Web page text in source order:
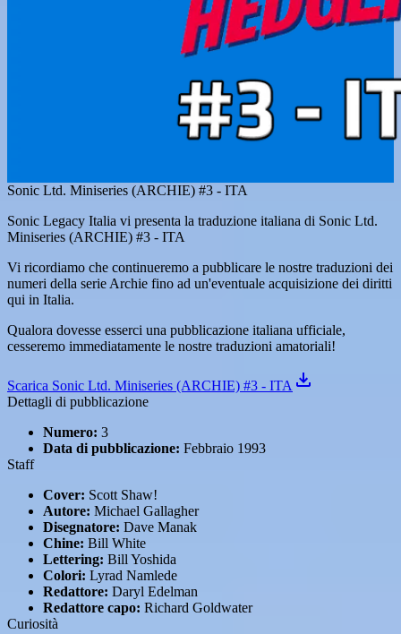
Sonic Ltd. Miniseries (ARCHIE) #3 - ITA
Sonic Legacy Italia vi presenta la traduzione italiana di Sonic Ltd.
Miniseries (ARCHIE) #3 - ITA
Vi ricordiamo che continueremo a pubblicare le nostre traduzioni dei
numeri della serie Archie fino ad un'eventuale acquisizione dei diritti
qui in Italia.
Qualora dovesse esserci una pubblicazione italiana ufficiale,
cesseremo immediatamente le nostre traduzioni amatoriali!
Scarica Sonic Ltd. Miniseries (ARCHIE) #3 - ITA
Dettagli di pubblicazione
Numero: 3
Data di pubblicazione: Febbraio 1993
Staff
Cover: Scott Shaw!
Autore: Michael Gallagher
Disegnatore: Dave Manak
Chine: Bill White
Lettering: Bill Yoshida
Colori: Lyrad Namlede
Redattore: Daryl Edelman
Redattore capo: Richard Goldwater
Curiosità